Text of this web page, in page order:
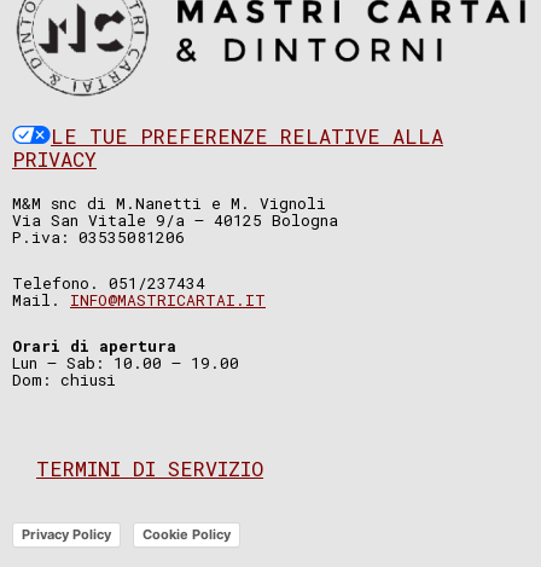
LE TUE PREFERENZE RELATIVE ALLA
PRIVACY
M&M snc di M.Nanetti e M. Vignoli
Via San Vitale 9/a – 40125 Bologna
P.iva: 03535081206
Telefono. 051/237434
Mail. INFO@MASTRICARTAI.IT
Orari di apertura
Lun – Sab: 10.00 – 19.00
Dom: chiusi
TERMINI DI SERVIZIO
Privacy Policy Cookie Policy